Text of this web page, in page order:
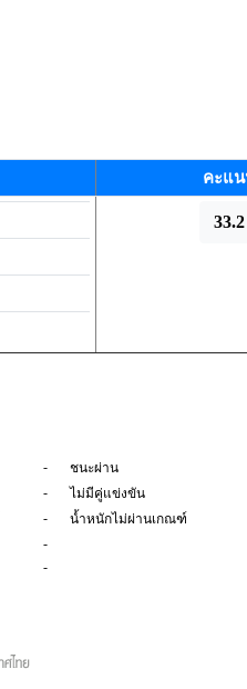
คะแ
33.2
-
ชนะผ่าน
-
ไม่มีคู่แข่งขัน
-
น้ำหนักไม่ผ่านเกณฑ์
-
-